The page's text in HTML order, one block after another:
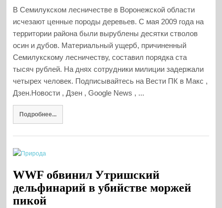
В Семилукском лесничестве в Воронежской области
исчезают ценные породы деревьев. С мая 2009 года на
территории района были вырублены десятки стволов
осин и дубов. Материальный ущерб, причиненный
Семилукскому лесничеству, составил порядка ста
тысяч рублей. На днях сотрудники милиции задержали
четырех человек. Подписывайтесь на Вести ПК в Макс ,
Дзен.Новости , Дзен , Google News , ...
Подробнее...
WWF обвинил Утришский
дельфинарий в убийстве моржей
пикой